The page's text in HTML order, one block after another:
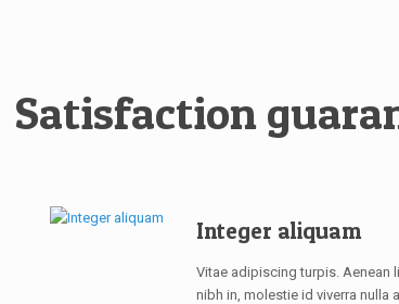
Satisfaction
Integer aliquam
Vitae adipiscing turpis. Aenean
nibh in, molestie id viverra nulla